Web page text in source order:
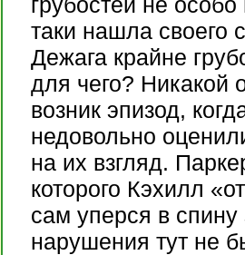
таки нашла своего
Дежага крайне
для чего? Никакой
возник эпизод,
недовольно
на их взгляд.
которого Кэхилл
сам уперся в
нарушения тут не